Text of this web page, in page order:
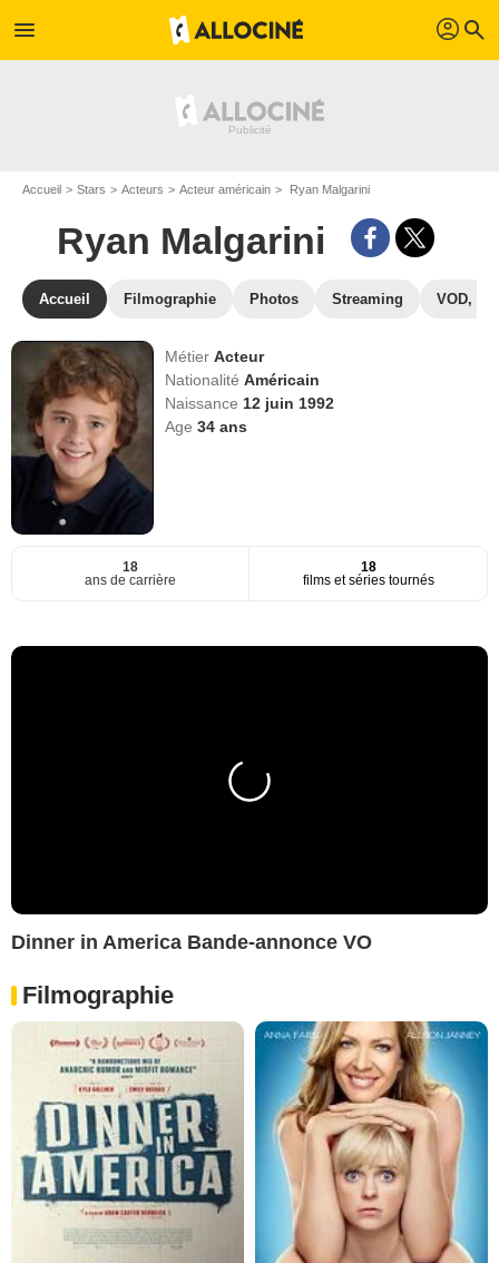
menu profil search
Accueil Stars Acteurs Acteur américain Ryan Malgarini
Ryan Malgarini
Accueil Filmographie Photos Streaming VOD,
MétierActeur
NationalitéAméricain
Naissance 12 juin 1992
Age34 ans
18
ans de carrière
18
films et séries tournés
Dinner in America Bande-annonce VO
Filmographie